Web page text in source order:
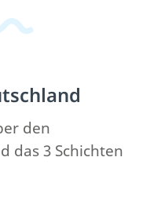
den
das 3 Schichten